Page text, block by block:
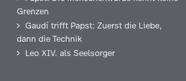
Grenzen
Gaudí trifft Papst: Zuerst die Liebe,
dann die Technik
Leo XIV. als Seelsorger